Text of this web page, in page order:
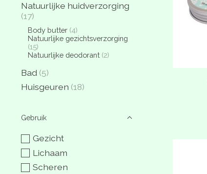
Natuurlijke huidverzorging
(17)
Body butter (4)
Natuurlijke gezichtsverzorging
(15)
Natuurlijke deodorant (2)
Bad (5)
Huisgeuren (18)
Gebruik
Gezicht
Lichaam
Scheren